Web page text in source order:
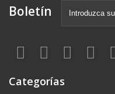
Boletín
Categorías